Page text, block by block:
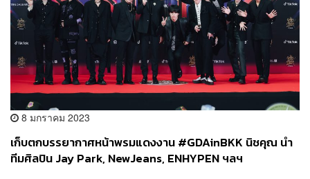
8 มกราคม 2023
เก็บตกบรรยากาศหน้าพรมแดงงาน #GDAinBKK นิชคุณ นำ
ทีมศิลปิน Jay Park, NewJeans, ENHYPEN ฯลฯ